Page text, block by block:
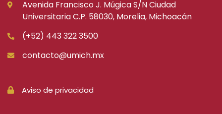
Avenida Francisco J. Múgica S/N Ciudad
Universitaria C.P. 58030, Morelia, Michoacán
(+52) 443 322 3500
contacto@umich.mx
Aviso de privacidad